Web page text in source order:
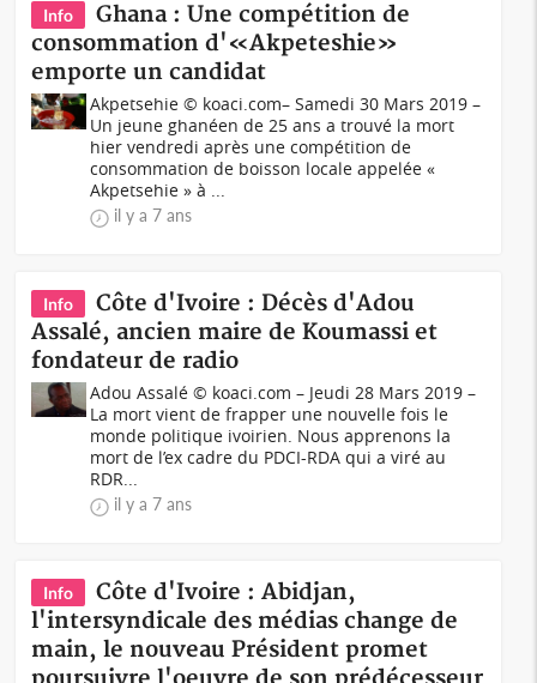
Info
Ghana : Une compétition de
consommation d'«Akpeteshie»
emporte un candidat
Akpetsehie © koaci.com– Samedi 30 Mars 2019 –
Un jeune ghanéen de 25 ans a trouvé la mort
hier vendredi après une compétition de
consommation de boisson locale appelée «
Akpetsehie » à ...
il y a 7 ans
Info
Côte d'Ivoire : Décès d'Adou
Assalé, ancien maire de Koumassi et
fondateur de radio
Adou Assalé © koaci.com – Jeudi 28 Mars 2019 –
La mort vient de frapper une nouvelle fois le
monde politique ivoirien. Nous apprenons la
mort de l’ex cadre du PDCI-RDA qui a viré au
RDR...
il y a 7 ans
Info
Côte d'Ivoire : Abidjan,
l'intersyndicale des médias change de
main, le nouveau Président promet